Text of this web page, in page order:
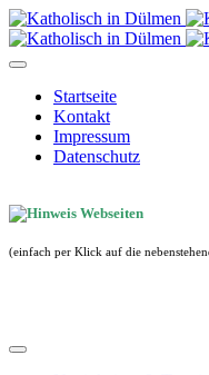
Startseite
Kontakt
Impressum
Datenschutz
(einfach per Klick auf die